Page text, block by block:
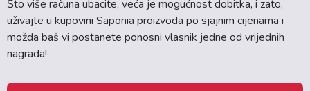
Što više računa ubacite, veća je mogućnost dobitka, i zato,
uživajte u kupovini Saponia proizvoda po sjajnim cijenama i
možda baš vi postanete ponosni vlasnik jedne od vrijednih
nagrada!